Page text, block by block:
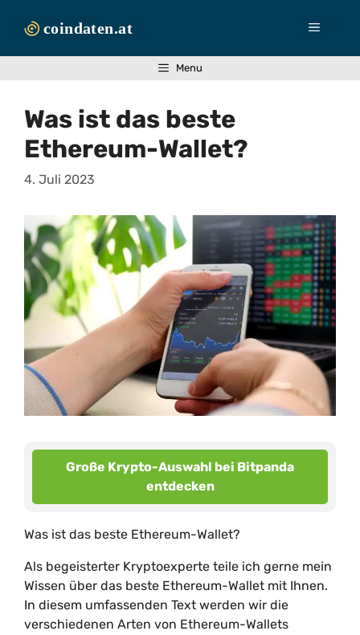
Inhalt
Menü
Menu
Was ist das beste
Ethereum-Wallet?
4. Juli 2023
Große Krypto-Auswahl bei Bitpanda
entdecken
Was ist das beste Ethereum-Wallet?
Als begeisterter Kryptoexperte teile ich gerne mein
Wissen über das beste Ethereum-Wallet mit Ihnen.
In diesem umfassenden Text werden wir die
verschiedenen Arten von Ethereum-Wallets